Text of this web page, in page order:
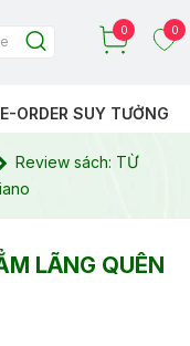
0 0
ORDER SUY TƯỞNG
Review sách: TỪ
LÃNG QUÊN